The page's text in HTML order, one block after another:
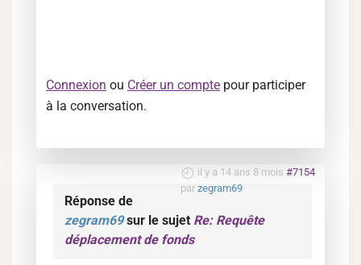
Connexion ou Créer un compte pour participer
à la conversation.
il y a 14 ans 8 mois #7154
par zegram69
Réponse de
zegram69sur le sujet Re: Requête
déplacement de fonds